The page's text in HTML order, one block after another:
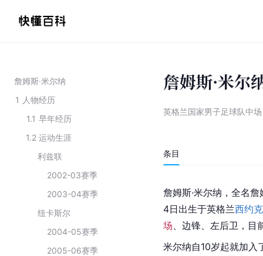
詹姆斯·米尔纳
1 人物经历
1.1 早年经历
1.2 运动生涯
利兹联
2002-03赛季
2003-04赛季
纽卡斯尔
2004-05赛季
2005-06赛季
詹姆斯·米尔
英格兰国家男子足球队中场
条目
詹姆斯·米尔纳，全名
4日出生于英格兰西约
场 、边锋、左后卫，目
米尔纳自10岁起就加